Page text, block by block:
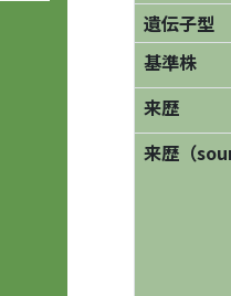
遺伝子型
基準株
来歴
来歴（